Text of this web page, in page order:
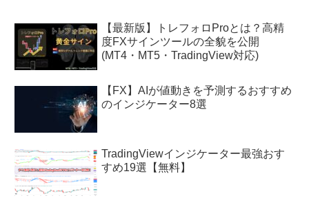
【最新版】トレフォロProとは？高精
度FXサインツールの全貌を公開
(MT4・MT5・TradingView対応)
【FX】AIが値動きを予測するおすすめ
のインジケーター8選
TradingViewインジケーター最強おす
すめ19選【無料】